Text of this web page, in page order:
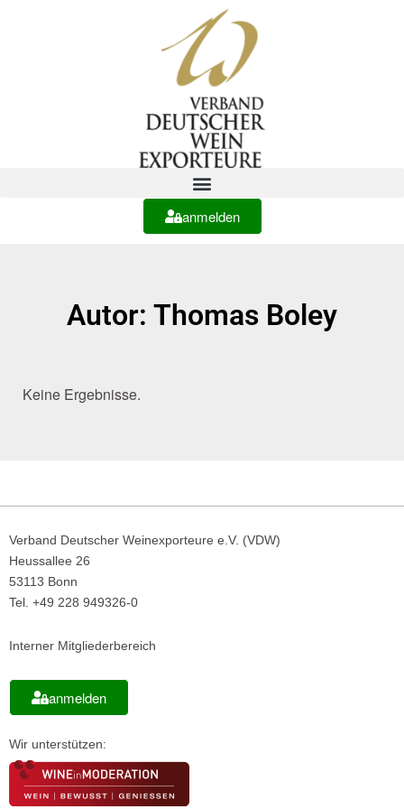
anmelden
Autor: Thomas Boley
Keine Ergebnisse.
Verband Deutscher Weinexporteure e.V. (VDW)
Heussallee 26
53113 Bonn
Tel. +49 228 949326-0
Interner Mitgliederbereich
anmelden
Wir unterstützen: